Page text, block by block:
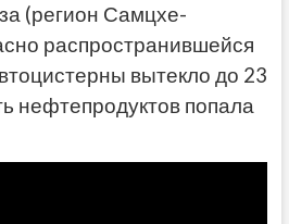
(регион Самцхе-
распространившейся
вытекло до 23
нефтепродуктов попала